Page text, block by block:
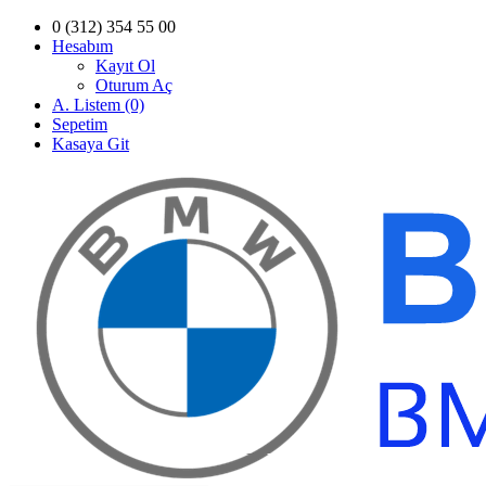
0 (312) 354 55 00
Hesabım
Kayıt Ol
Oturum Aç
A. Listem (0)
Sepetim
Kasaya Git